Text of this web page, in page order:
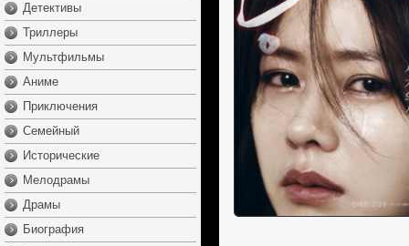
Детективы
Триллеры
Мультфильмы
Аниме
Приключения
Семейный
Исторические
Мелодрамы
Драмы
Биография